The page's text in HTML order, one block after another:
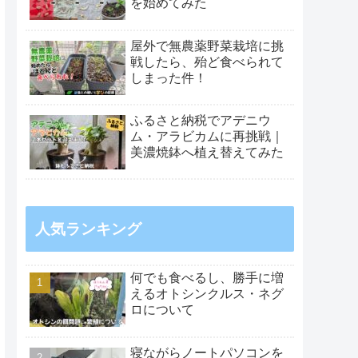
を始めてみた
屋外で無農薬野菜栽培に挑
戦したら、殆ど食べられて
しまった件！
ふるさと納税でアデニウ
ム・アラビカムに再挑戦｜
美濃焼鉢へ植え替えてみた
人気ランキング
何でも食べるし、勝手に増
えるオトシンクルス・ネグ
ロについて
寝ながらノートパソコンを